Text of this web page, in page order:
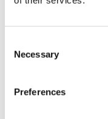
Selection
Necessary
Preferences
organisatie-
Peter studeerde
Universiteit van
(Rochester,